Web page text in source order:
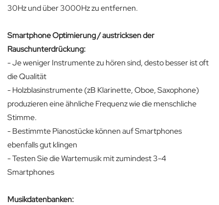
30Hz und über 3000Hz zu entfernen.
Smartphone Optimierung / austricksen der
Rauschunterdrückung:
- Je weniger Instrumente zu hören sind, desto besser ist oft
die Qualität
- Holzblasinstrumente (zB Klarinette, Oboe, Saxophone)
produzieren eine ähnliche Frequenz wie die menschliche
Stimme.
- Bestimmte Pianostücke können auf Smartphones
ebenfalls gut klingen
- Testen Sie die Wartemusik mit zumindest 3-4
Smartphones
Musikdatenbanken: